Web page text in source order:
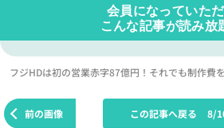
会員になっていた
こんな記事が読み放
フジHDは初の営業赤字87億円！それでも制作費
前の画像 この記事へ戻る 8/